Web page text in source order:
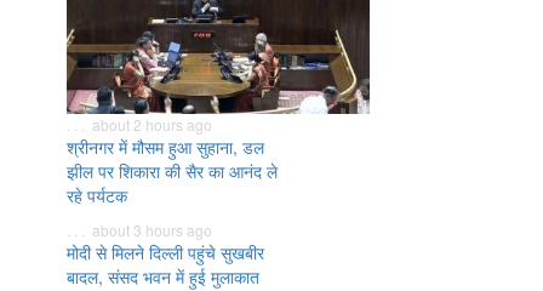
. . . about 2 hours ago
श्रीनगर में मौसम हुआ सुहाना, डल
झील पर शिकारा की सैर का आनंद ले
रहे पर्यटक
. . . about 3 hours ago
मोदी से मिलने दिल्ली पहुंचे सुखबीर
बादल, संसद भवन में हुई मुलाकात